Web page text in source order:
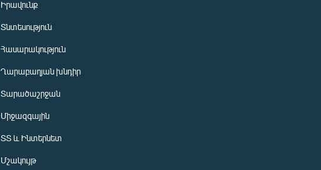
Իրավունք
Տնտեսություն
Հասարակություն
Ղարաբաղյան խնդիր
Տարածաշրջան
Միջազգային
ՏՏ և Ինտերնետ
Մշակույթ